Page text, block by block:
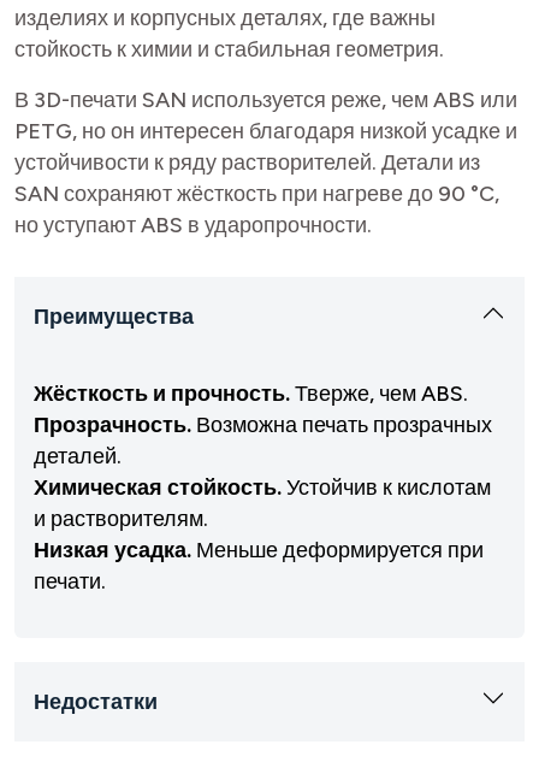
изделиях и корпусных деталях, где важны
стойкость к химии и стабильная геометрия.
В 3D-печати SAN используется реже, чем ABS или
PETG, но он интересен благодаря низкой усадке и
устойчивости к ряду растворителей. Детали из
SAN сохраняют жёсткость при нагреве до 90 °C,
но уступают ABS в ударопрочности.
Преимущества
Жёсткость и прочность.Тверже, чем ABS.
Прозрачность. Возможна печать прозрачных
деталей.
Химическая стойкость.Устойчив к кислотам
и растворителям.
Низкая усадка. Меньше деформируется при
печати.
Недостатки